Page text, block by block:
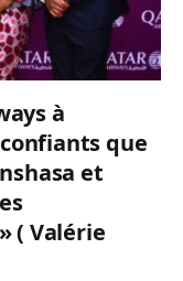
à
que
et
( Valérie